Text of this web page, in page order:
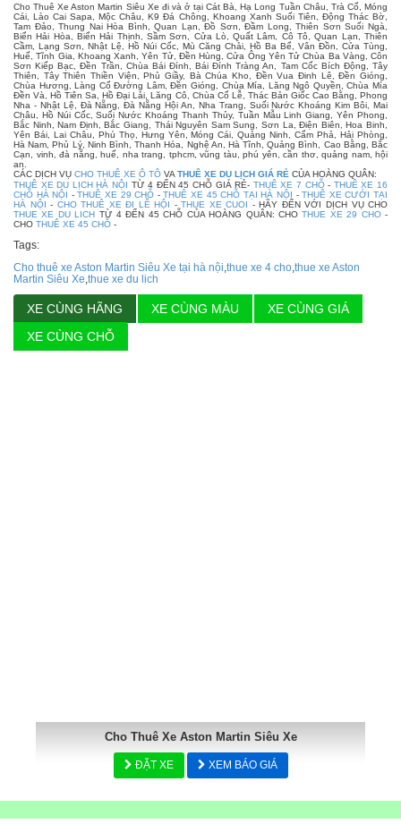
Cho Thuê Xe Aston Martin Siêu Xe đi và ở tại Cát Bà, Hạ Long Tuần Châu, Trà Cổ, Móng
Cái, Lào Cai Sapa, Mộc Châu, K9 Đá Chông, Khoang Xanh Suối Tiên, Động Thác Bờ,
Tam Đảo, Thung Nai Hòa Bình, Quan Lạn, Đồ Sơn, Đầm Long, Thiên Sơn Suối Ngà,
Biển Hải Hòa, Biển Hải Thịnh, Sầm Sơn, Cửa Lò, Quất Lâm, Cô Tô, Quan Lạn, Thiên
Cầm, Lạng Sơn, Nhật Lệ, Hồ Núi Cốc, Mù Căng Chải, Hồ Ba Bể, Vân Đồn, Cửa Tùng,
Huế, Tĩnh Gia, Khoang Xanh, Yên Tử, Đền Hùng, Cửa Ông Yên Tử Chùa Ba Vàng, Côn
Sơn Kiếp Bạc, Đền Trần, Chùa Bái Đính, Bái Đính Tràng An, Tam Cốc Bích Động, Tây
Thiên, Tây Thiên Thiền Viện, Phủ Giầy, Bà Chúa Kho, Đền Vua Đinh Lê, Đền Gióng,
Chùa Hương, Làng Cổ Đường Lâm, Đền Gióng, Chùa Mía, Lăng Ngô Quyền, Chùa Mía
Đền Và, Hồ Tiên Sa, Hồ Đại Lải, Lăng Cô, Chùa Cổ Lễ, Thác Bản Giốc Cao Bằng, Phong
Nha - Nhật Lệ, Đà Nẵng, Đà Nẵng Hội An, Nha Trang, Suối Nước Khoáng Kim Bôi, Mai
Châu, Hồ Núi Cốc, Suối Nước Khoáng Thanh Thủy, Tuần Mẫu Linh Giang, Yên Phong,
Bắc Ninh, Nam Định, Bắc Giang, Thái Nguyên Sam Sung, Sơn La, Điện Biên, Hoa Binh,
Yên Bái, Lai Châu, Phú Thọ, Hưng Yên, Móng Cái, Quảng Ninh, Cẩm Phả, Hải Phòng,
Hà Nam, Phủ Lý, Ninh Bình, Thanh Hóa, Nghệ An, Hà Tĩnh, Quảng Bình, Cao Bằng, Bắc
Cạn, vinh, đà nẵng, huế, nha trang, tphcm, vũng tàu, phú yên, cần thơ, quảng nam, hội
an.
CÁC DỊCH VỤ CHO THUÊ XE Ô TÔ VA THUÊ XE DU LỊCH GIÁ RẺ CỦA HOÀNG QUÂN:
THUÊ XE DU LỊCH HÀ NỘI TỪ 4 ĐẾN 45 CHỖ GIÁ RẺ- THUÊ XE 7 CHỖ- THUÊ XE 16
CHỖ HÀ NỘI -THUÊ XE 29 CHỖ -THUÊ XE 45 CHỖ TẠI HÀ NỘI -THUÊ XE CƯỚI TẠI
HÀ NỘI - CHO THUÊ XE ĐI LỄ HỘI -THUE XE CUOI - HÃY ĐẾN VỚI DỊCH VỤ CHO
THUE XE DU LICH TỪ 4 ĐẾN 45 CHỖ CỦA HOÀNG QUÂN: CHOTHUE XE 29 CHO-
CHO THUÊ XE 45 CHỖ -
Tags:
Cho thuê xe Aston Martin Siêu Xe tại hà nội thue xe 4 cho thue xe Aston
Martin Siêu Xe thue xe du lich
XE CÙNG HÃNG XE CÙNG MÀU
XE CÙNG GIÁ
XE CÙNG CHỖ
Cho Thuê Xe Aston Martin Siêu Xe
ĐẶT XE XEM BÁO GIÁ